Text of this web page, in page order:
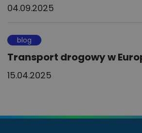
04.09.2025
blog
Transport drogowy w
15.04.2025